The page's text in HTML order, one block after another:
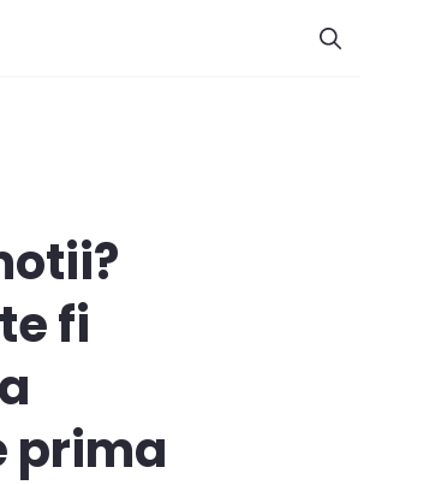
fi
prima